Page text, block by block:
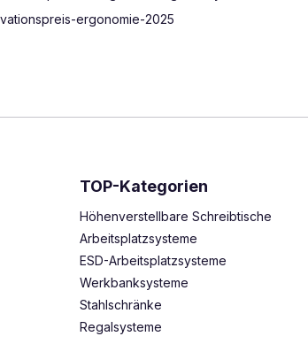
TOP-Kategorien
Höhenverstellbare Schreibtische
Arbeitsplatzsysteme
ESD-Arbeitsplatzsysteme
Werkbanksysteme
Stahlschränke
Regalsysteme